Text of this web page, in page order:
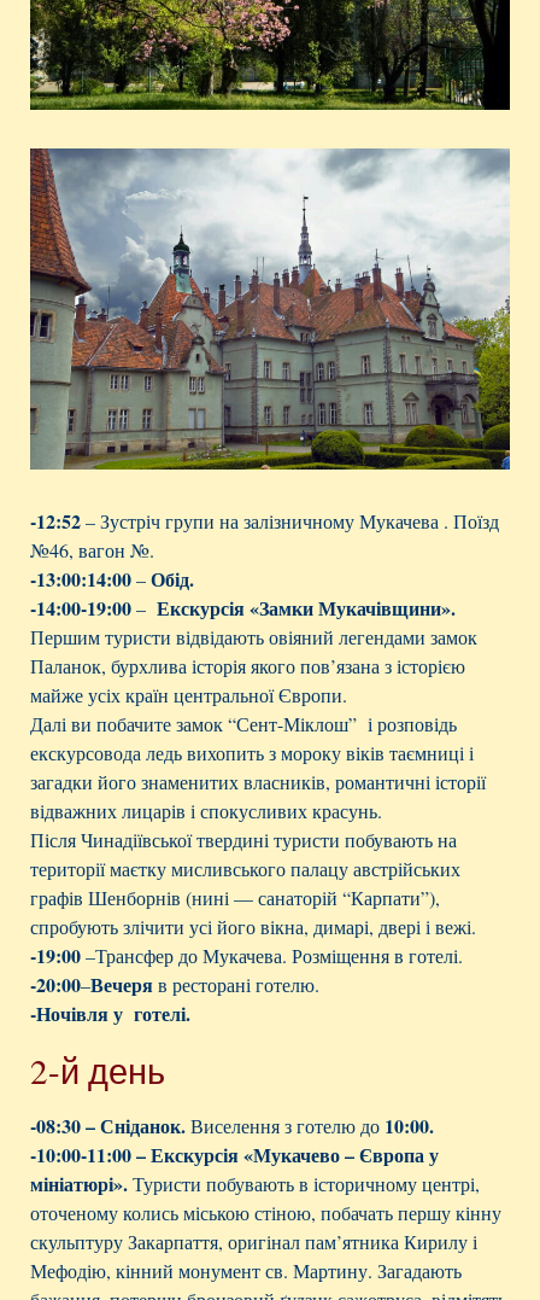
-12:52– Зустріч групи на залізничному Мукачева . Поїзд
№46, вагон №.
-13:00:14:00–Обід.
-14:00-19:00– Екскурсія «Замки Мукачівщини».
Першим туристи відвідають овіяний легендами замок
Паланок, бурхлива історія якого пов’язана з історією
майже усіх країн центральної Європи.
Далі ви побачите замок “Сент-Міклош” і розповідь
екскурсовода ледь вихопить з мороку віків таємниці і
загадки його знаменитих власників, романтичні історії
відважних лицарів і спокусливих красунь.
Після Чинадіївської твердині туристи побувають на
території маєтку мисливського палацу австрійських
графів Шенборнів (нині — санаторій “Карпати”),
спробують злічити усі його вікна, димарі, двері і вежі.
-19:00–Трансфер до Мукачева. Розміщення в готелі.
-20:00–Вечеряв ресторані готелю.
-Ночівля у готелі.
2-й день
-08:30 – Сніданок.Виселення з готелю до 10:00.
-10:00-11:00 –Екскурсія«Мукачево – Європа у
мініатюрі».Туристи побувають в історичному центрі,
оточеному колись міською стіною, побачать першу кінну
скульптуру Закарпаття, оригінал пам’ятника Кирилу і
Мефодію, кінний монумент св. Мартину. Загадають